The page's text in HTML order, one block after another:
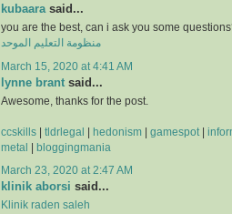
kubaarasaid...
you are the best, can i ask you some
منظومة التعليم الموحد
March 15, 2020 at 4:41 AM
lynne brant said...
Awesome, thanks for the post.
ccskills tldrlegal hedonism gamespot
metal
bloggingmania
March 23, 2020 at 2:47 AM
klinik aborsi said...
Klinik raden saleh